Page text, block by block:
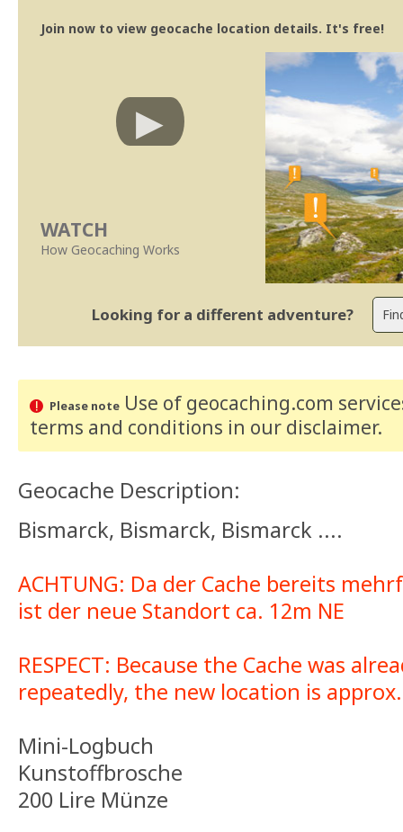
Join now to view geocache location details. It's free!
WATCH
How Geocaching Works
Looking for a different adventure?
Please noteUse of geocaching.com
terms and conditions in our disclaimer.
Geocache Description:
Bismarck, Bismarck, Bismarck ....
ACHTUNG: Da der Cache bereits
ist der neue Standort ca. 12m NE
RESPECT: Because the Cache was
repeatedly, the new location is
Mini-Logbuch
Kunstoffbrosche
200 Lire Münze